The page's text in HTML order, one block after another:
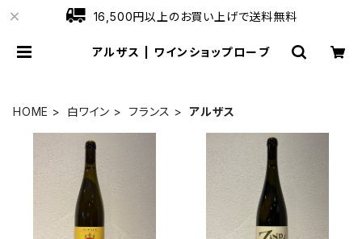
16,500円以上のお買い上げで送料無料
アルザス | ワインショップローブ
HOME 白ワイン フランス アルザス